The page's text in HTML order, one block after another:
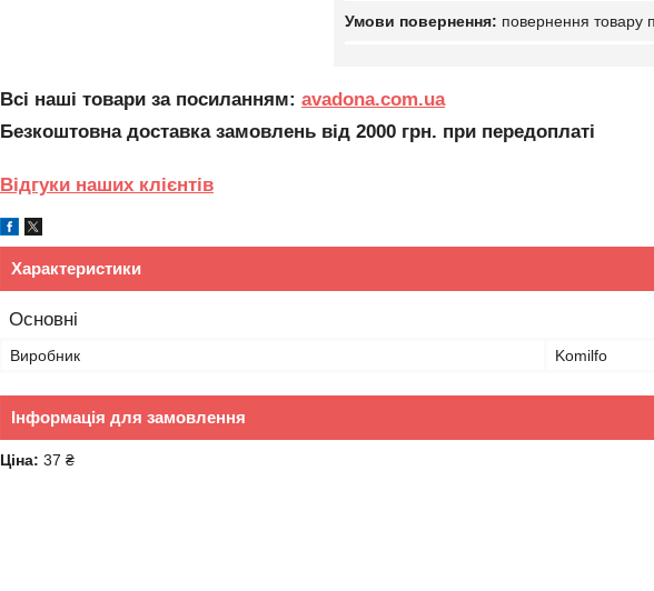
повернення товару
Всі наші товари за посиланням: avadona.com.ua
Безкоштовна доставка замовлень від 2000 грн. при передоплаті
Відгуки наших клієнтів
Характеристики
Основні
Виробник Komilfo
Інформація для замовлення
Ціна: 37 ₴